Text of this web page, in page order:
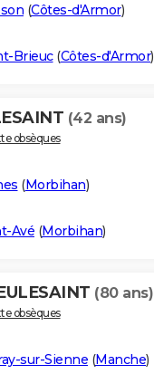
(Côtes-d'Armor)
Brieuc(Côtes-d'Armor)
(42 ans)
obsèques
(Morbihan)
Avé (Morbihan)
(80 ans)
obsèques
sur-Sienne (Manche)